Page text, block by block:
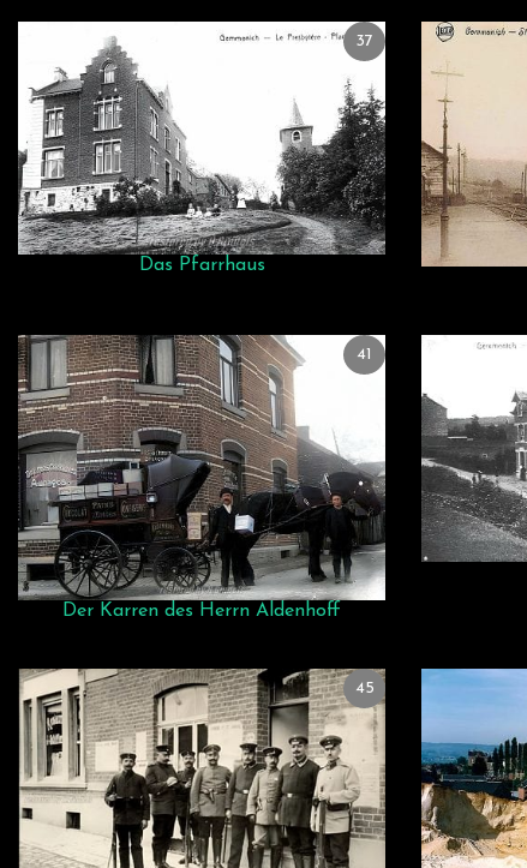
Das Pfarrhaus
37
Der Karren des Herrn Aldenhoff
41
45